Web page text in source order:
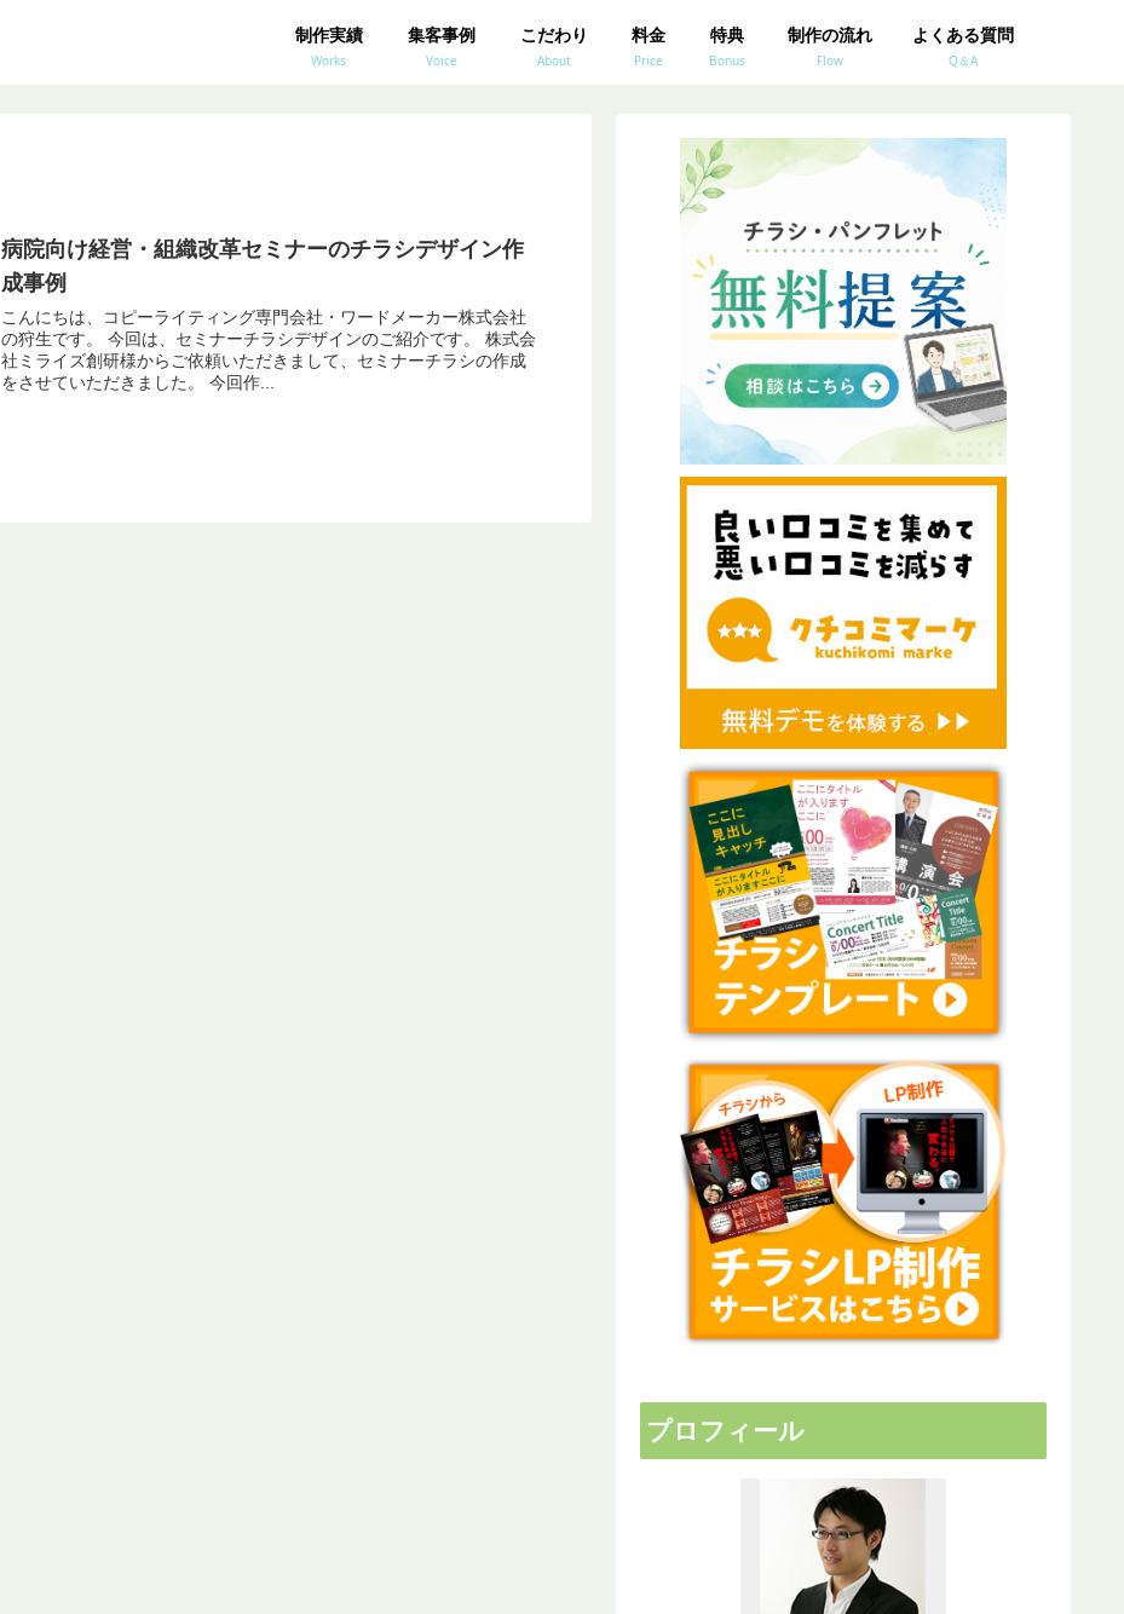
制作実績
Works
集客事例
Voice
こだわり
About
料金
Price
特典
Bonus
制作の流れ
Flow
よくある質問
Q＆A
病院向け経営・組織改革セミナーのチラシデザイン作
成事例
こんにちは、コピーライティング専門会社・ワードメーカー株式会社
の狩生です。 今回は、セミナーチラシデザインのご紹介です。 株式会
社ミライズ創研様からご依頼いただきまして、セミナーチラシの作成
をさせていただきました。 今回作...
プロフィール